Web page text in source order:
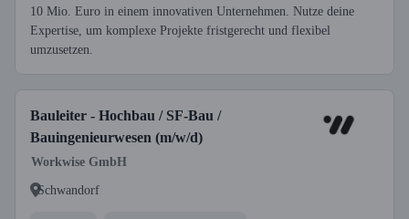
10 Mio. Euro in einem innovativen Unternehmen. Nutze deine
Expertise, um komplexe Projekte fristgerecht und flexibel
umzusetzen.
Bauleiter - Hochbau / SF-Bau /
Bauingenieurwesen (m/w/d)
Workwise GmbH
Schwandorf